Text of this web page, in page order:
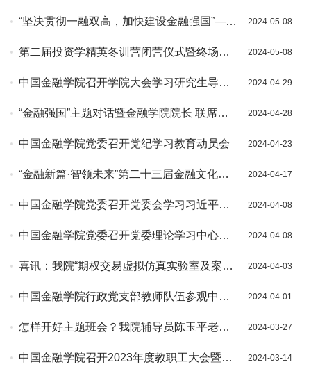
合党建顺利举行
“坚决贯彻一融双高，加快建设金融强国”—中
论坛
2024-05-08
第二届投资学精英冬训营闭营仪式暨终场讲
2024-05-08
中国金融学院召开学院大会学习研究生导师
2024-04-29
“金融强国”主题对话暨金融学院院长 联席会
2024-04-28
中国金融学院党委召开党纪学习教育动员会 2024-04-23
“金融新篇·智领未来”第二十三届金融文化节
2024-04-17
中国金融学院党委召开党委会学习习近平总
2024-04-08
中国金融学院党委召开党委理论学习中心组
的论述
2024-04-08
喜讯：我院“期权交易虚拟仿真实验室及案例
项目及案例团队”
2024-04-03
中国金融学院行政党支部教师队伍参观中国
2024-04-01
怎样开好主题班会？我院辅导员陈玉平老师
2024-03-27
中国金融学院召开2023年度教职工大会暨领
2024-03-14